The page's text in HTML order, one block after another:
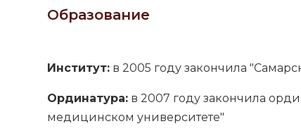
Образование
Институт: в 2005 году закончила
Ординатура: в 2007 году закончила
медицинском университете"